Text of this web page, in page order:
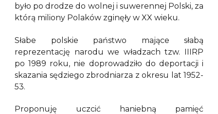
było po drodze do wolnej i suwerennej Polski, za
którą miliony Polaków zginęły w XX wieku.
Słabe polskie państwo mające słabą
reprezentację narodu we władzach tzw. IIIRP
po 1989 roku, nie doprowadziło do deportacji i
skazania sędziego zbrodniarza z okresu lat 1952-
53.
Proponuję uczcić haniebną pamięć